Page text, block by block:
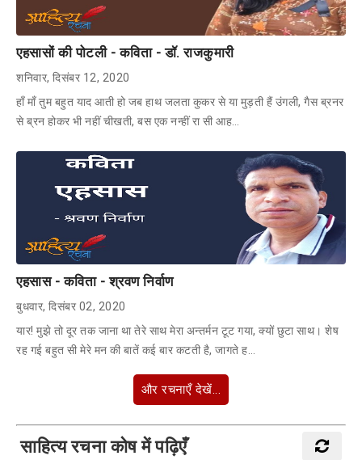
एहसासों की पोटली - कविता - डॉ. राजकुमारी
शनिवार, दिसंबर 12, 2020
हाँ माँ तुम बहुत याद आती हो जब हाथ जलता कुकर से या मुड़ती हैं उंगली, गैस ब्रनर
से ब्रन होकर भी नहीं चीखती, बस एक नन्हीं रा सी आह…
एहसास - कविता - श्रवण निर्वाण
बुधवार, दिसंबर 02, 2020
यार! मुझे तो दूर तक जाना था तेरे साथ मेरा अन्तर्मन टूट गया, क्यों छुटा साथ। शेष
रह गई बहुत सी मेरे मन की बातें कई बार कटती है, जागते ह…
और रचनाएँ देखें...
साहित्य रचना कोष में पढ़िएँ